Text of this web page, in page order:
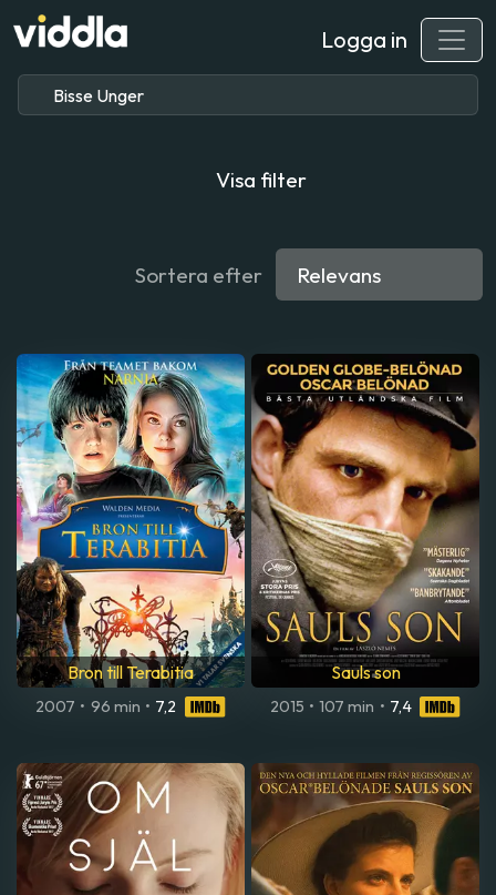
Logga in
Visa filter
Sortera efter
Bron till Terabitia
2007 • 96 min • 7,2
Sauls son
2015 • 107 min • 7,4